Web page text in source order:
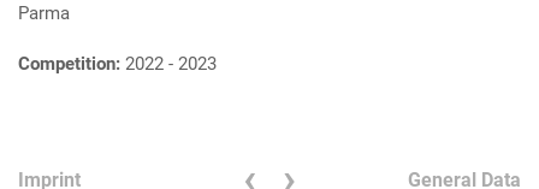
Parma
Competition: 2022 - 2023
Imprint ‹ › General Data